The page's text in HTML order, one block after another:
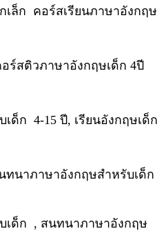
เล็ก คอร์สเรียนภาษาอังกฤษ
ร์สติวภาษาอังกฤษเด็ก 4ปี
ด็ก 4-15 ปี, เรียนอังกฤษเด็ก
นาภาษาอังกฤษสำหรับเด็ก
เด็ก , สนทนาภาษาอังกฤษ